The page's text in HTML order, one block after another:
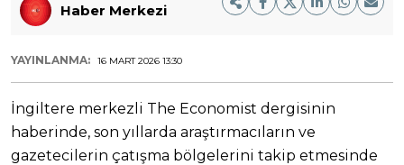
Haber Merkezi
YAYINLANMA: 16 MART 2026 13:30
İngiltere merkezli The Economist dergisinin
haberinde, son yıllarda araştırmacıların ve
gazetecilerin çatışma bölgelerini takip etmesinde